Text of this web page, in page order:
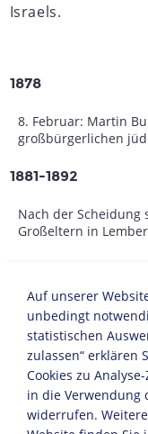
Israels.
1878
8. Februar: Martin
großbürgerlichen
1881-1892
Nach der Scheidung
Großeltern in
Nach dem Besuch
Lemberg studiert
sowie Germanistik
Zürich fortsetzt.
1898
Auf unserer
unbedingt
statistischen
zulassen“ erklären
Cookies zu
in die Verwendung
widerrufen.